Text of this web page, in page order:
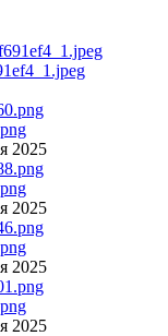
2025
2025
2025
2025